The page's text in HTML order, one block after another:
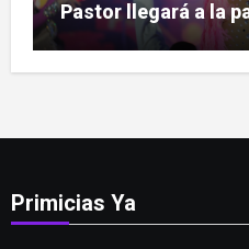
Pastor llegará a la
nueva serie
Primicias Ya